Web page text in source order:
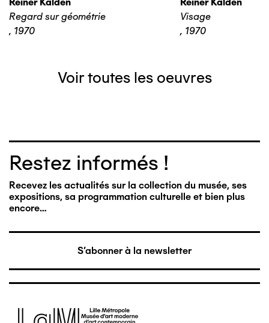
Regard sur géométrie
, 1970
Visage
, 1970
Voir toutes les oeuvres
Restez informés !
Recevez les actualités sur la collection du musée, ses
expositions, sa programmation culturelle et bien plus
encore…
S'abonner à la newsletter
Image